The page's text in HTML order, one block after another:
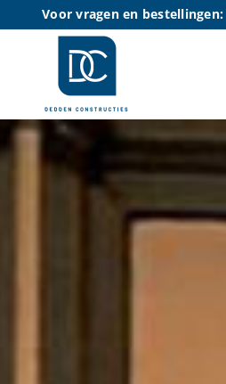
naar
Voor vragen en bestellingen: